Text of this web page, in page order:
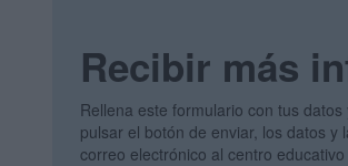
Recibir más
Rellena este formulario con tus
pulsar el botón de enviar, los datos
correo electrónico al centro